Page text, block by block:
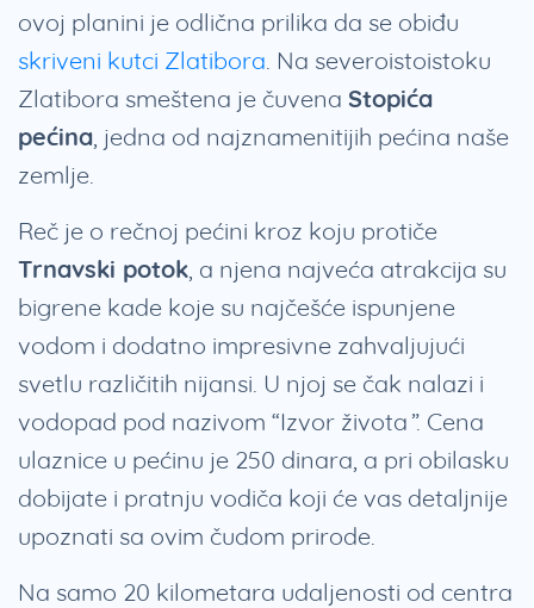
ovoj planini je odlična prilika da se obiđu
skriveni kutci Zlatibora . Na severoistoistoku
Zlatibora smeštena je čuvena Stopića
pećina , jedna od najznamenitijih pećina naše
zemlje.
Reč je o rečnoj pećini kroz koju protiče
Trnavski potok , a njena najveća atrakcija su
bigrene kade koje su najčešće ispunjene
vodom i dodatno impresivne zahvaljujući
svetlu različitih nijansi. U njoj se čak nalazi i
vodopad pod nazivom “Izvor života”. Cena
ulaznice u pećinu je 250 dinara, a pri obilasku
dobijate i pratnju vodiča koji će vas detaljnije
upoznati sa ovim čudom prirode.
Na samo 20 kilometara udaljenosti od centra